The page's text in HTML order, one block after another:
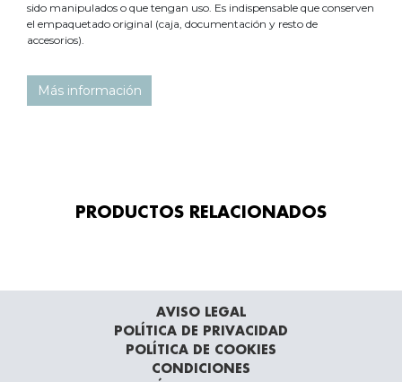
sido manipulados o que tengan uso. Es indispensable que conserven
el empaquetado original (caja, documentación y resto de
accesorios).
Más información
PRODUCTOS RELACIONADOS
AVISO LEGAL
POLÍTICA DE PRIVACIDAD
POLÍTICA DE COOKIES
CONDICIONES